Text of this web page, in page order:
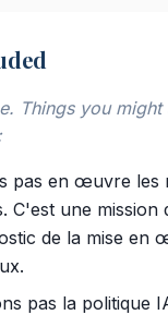
Things you might
pas en œuvre les
C'est une
de la mise en
pas la politique